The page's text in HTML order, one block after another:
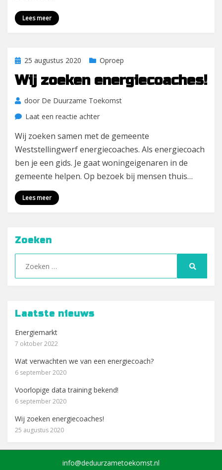
Lees meer
Geplaatst
25 augustus 2020 Oproep
Wij zoeken energiecoaches!
door De Duurzame Toekomst
Laat een reactie achterop
zoeken
energiecoaches!
Wij zoeken samen met de gemeente
Weststellingwerf energiecoaches. Als energiecoach
ben je een gids. Je gaat woningeigenaren in de
gemeente helpen. Op bezoek bij mensen thuis…
Lees meer
Zoeken
naar:
Laatste nieuws
Energiemarkt
7 oktober 2022
Wat verwachten we van een energiecoach?
6 september 2020
Voorlopige data training bekend!
6 september 2020
Wij zoeken energiecoaches!
25 augustus 2020
info@deduurzametoekomst.nl